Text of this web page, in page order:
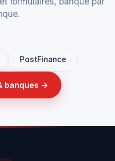
PostFinance
banques →